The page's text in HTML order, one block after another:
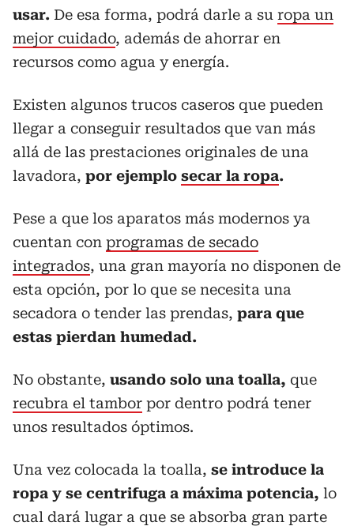
usar. De esa forma, podrá darle a su ropa un
mejor cuidado, además de ahorrar en
recursos como agua y energía.
Existen algunos trucos caseros que pueden
llegar a conseguir resultados que van más
allá de las prestaciones originales de una
lavadora, por ejemplo secar la ropa.
Pese a que los aparatos más modernos ya
cuentan con programas de secado
integrados, una gran mayoría no disponen de
esta opción, por lo que se necesita una
secadora o tender las prendas, para que
estas pierdan humedad.
No obstante, usando solo una toalla, que
recubra el tambor por dentro podrá tener
unos resultados óptimos.
Una vez colocada la toalla, se introduce la
ropa y se centrifuga a máxima potencia, lo
cual dará lugar a que se absorba gran parte